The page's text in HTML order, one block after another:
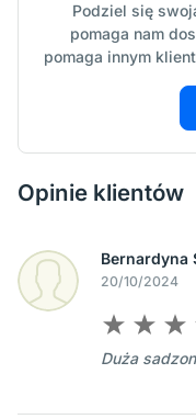
Podziel się
pomaga nam
pomaga innym
Opinie klientów
Bernardyna
20/10/2024
Duża